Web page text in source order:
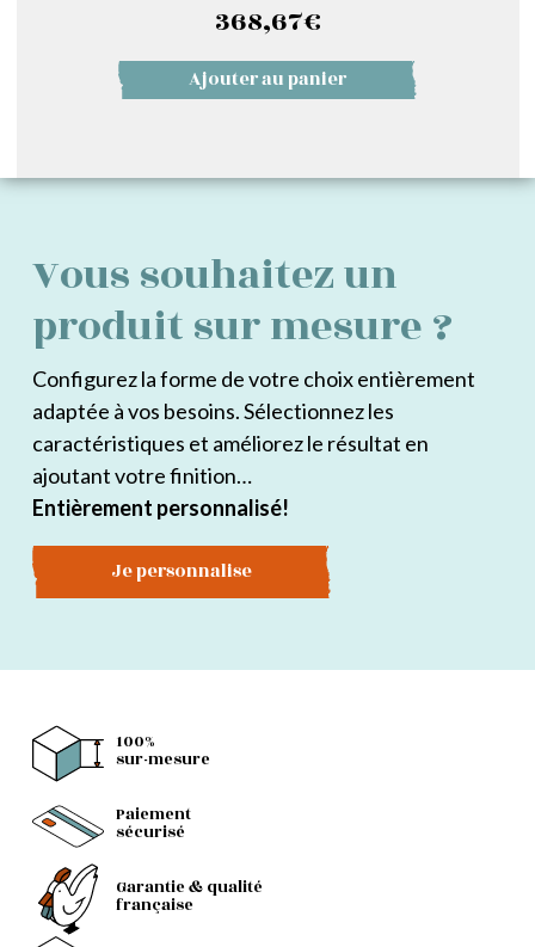
368,67€
Ajouter au panier
Vous souhaitez un
produit sur mesure ?
Configurez la forme de votre choix entièrement
adaptée à vos besoins. Sélectionnez les
caractéristiques et améliorez le résultat en
ajoutant votre finition…
Entièrement personnalisé!
Je personnalise
100%
sur-mesure
Paiement
sécurisé
Garantie & qualité
française